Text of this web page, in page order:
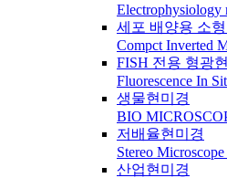
Electrophysiology
세포 배양용 소
Compct Inverted
FISH 전용 형광
Fluorescence In
생물현미경
BIO
저배율현미경
Stereo
산업현미경